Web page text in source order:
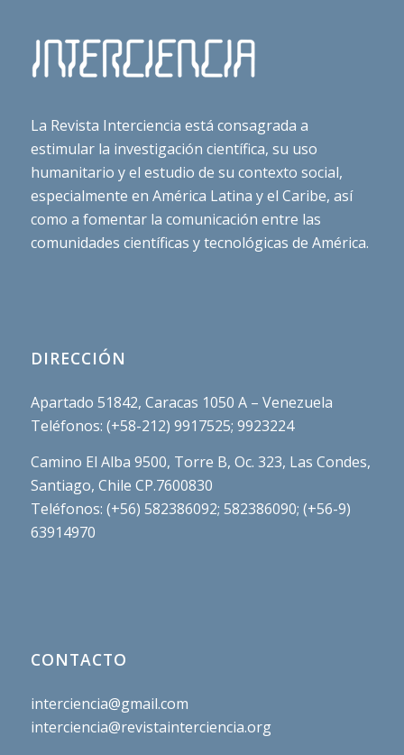
La Revista Interciencia está consagrada a
estimular la investigación científica, su uso
humanitario y el estudio de su contexto social,
especialmente en América Latina y el Caribe, así
como a fomentar la comunicación entre las
comunidades científicas y tecnológicas de América.
DIRECCIÓN
Apartado 51842, Caracas 1050 A – Venezuela
Teléfonos: (+58-212) 9917525; 9923224
Camino El Alba 9500, Torre B, Oc. 323, Las Condes,
Santiago, Chile CP.7600830
Teléfonos: (+56) 582386092; 582386090; (+56-9)
63914970
CONTACTO
interciencia@gmail.com
interciencia@revistainterciencia.org